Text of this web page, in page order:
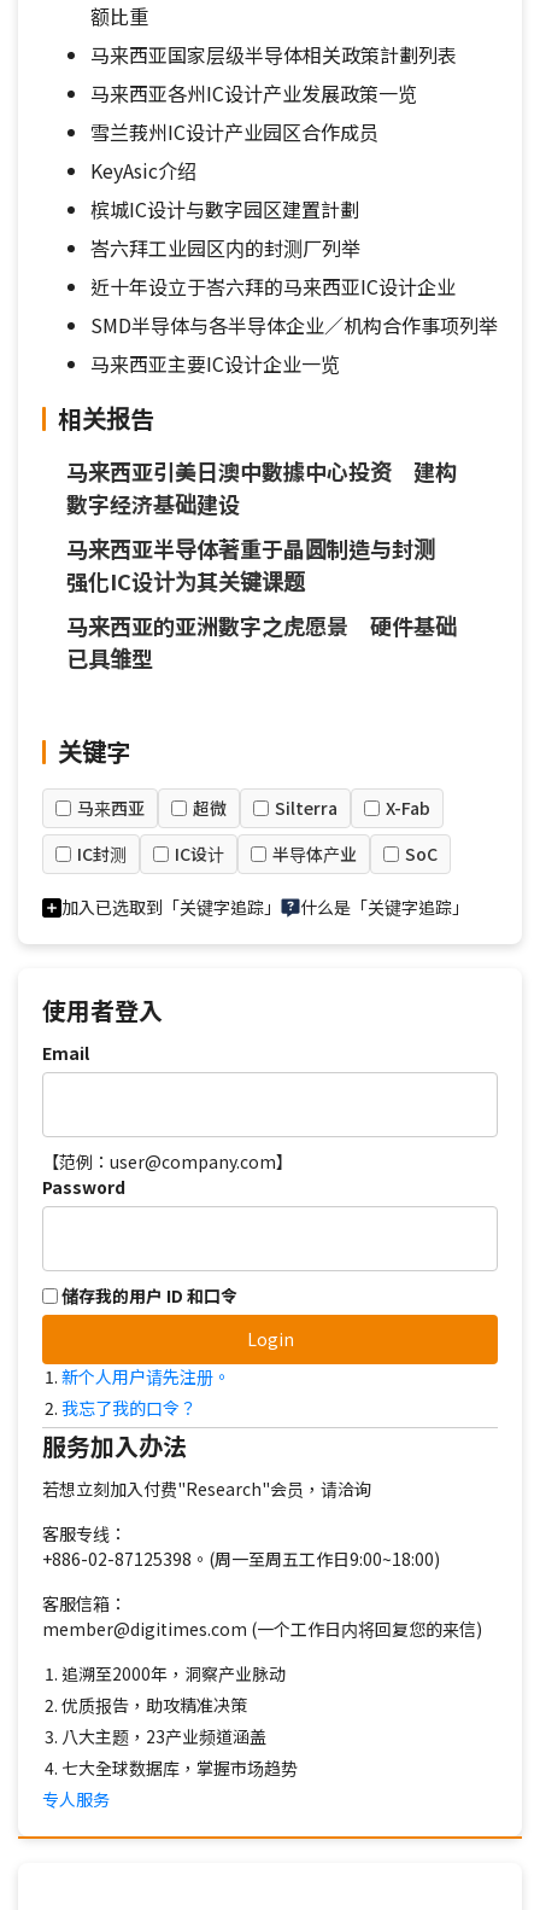
额比重
马来西亚国家层级半导体相关政策計劃列表
马来西亚各州IC设计产业发展政策一览
雪兰莪州IC设计产业园区合作成员
KeyAsic介绍
槟城IC设计与數字园区建置計劃
峇六拜工业园区内的封测厂列举
近十年设立于峇六拜的马来西亚IC设计企业
SMD半导体与各半导体企业／机构合作事项列举
马来西亚主要IC设计企业一览
相关报告
马来西亚引美日澳中數據中心投资 建构
數字经济基础建设
马来西亚半导体著重于晶圆制造与封测
强化IC设计为其关键课题
马来西亚的亚洲數字之虎愿景 硬件基础
已具雏型
关键字
马来西亚 超微 Silterra
X-Fab
IC封测
IC设计 半导体产业 SoC
加入已选取到「关键字追踪」 什么是「关键字追踪」
使用者登入
Email
【范例：user@company.com】
Password
储存我的用户 ID 和口令
Login
新个人用户请先注册。
我忘了我的口令？
服务加入办法
若想立刻加入付费"Research"会员，请洽询
客服专线：
+886-02-87125398。(周一至周五工作日9:00~18:00)
客服信箱：
member@digitimes.com (一个工作日内将回复您的来信)
追溯至2000年，洞察产业脉动
优质报告，助攻精准决策
八大主题，23产业频道涵盖
七大全球数据库，掌握市场趋势
专人服务